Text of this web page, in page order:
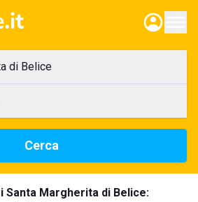
di Belice
Cerca
Santa Margherita di Belice: